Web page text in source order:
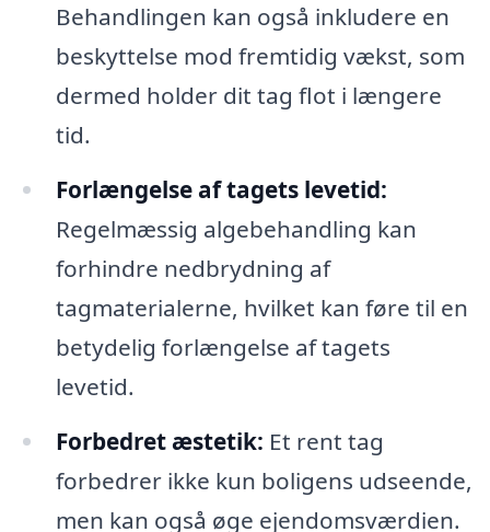
Behandlingen kan også inkludere en
beskyttelse mod fremtidig vækst, som
dermed holder dit tag flot i længere
tid.
Forlængelse af tagets levetid:
Regelmæssig algebehandling kan
forhindre nedbrydning af
tagmaterialerne, hvilket kan føre til en
betydelig forlængelse af tagets
levetid.
Forbedret æstetik: Et rent tag
forbedrer ikke kun boligens udseende,
men kan også øge ejendomsværdien.